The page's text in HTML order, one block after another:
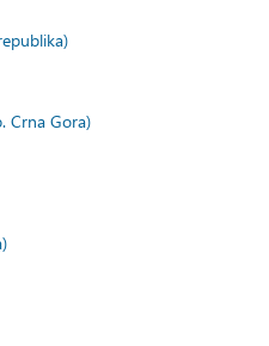
Crna Gora)